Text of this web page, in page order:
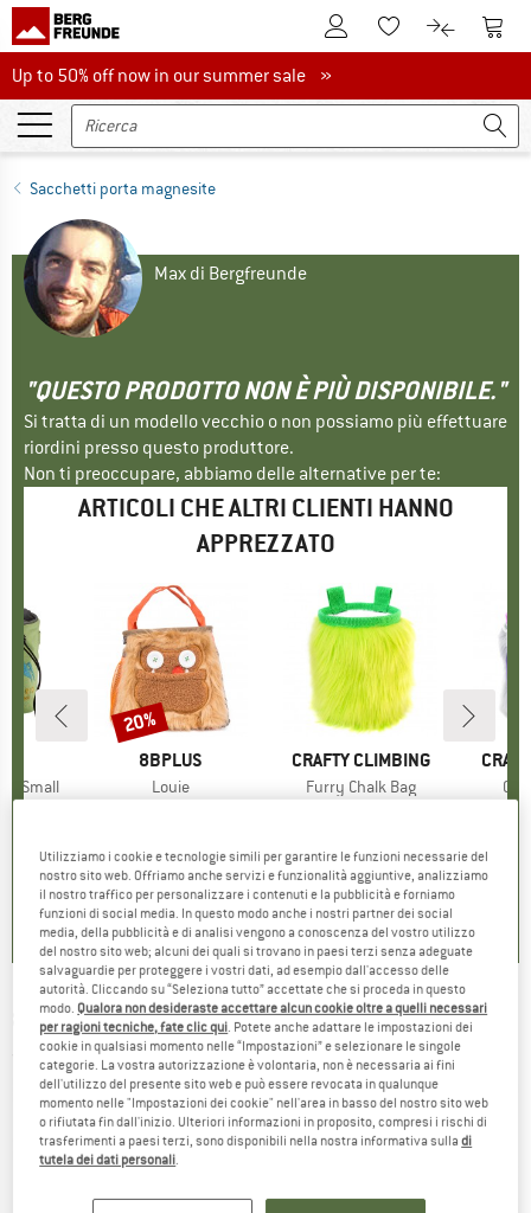
Al conto clienteAlla lista
Al Al
Up to 50% off now in our summer sale
Up to 50% off now in our summer sale »
Sacchetti porta magnesite
Max di Bergfreunde
"QUESTO PRODOTTO NON È PIÙ DISPONIBILE."
Si tratta di un modello vecchio o non possiamo più effettuare
riordini presso questo produttore.
Non ti preoccupare, abbiamo delle alternative per te:
ARTICOLI CHE ALTRI CLIENTI HANNO
APPREZZATO
Small
MARCHIO
8BPLUS
Articolo
Louie
5,0(3)
Sconto
20%
MARCHIO
CRAFTY CLIMBING
Articolo
Furry Chalk Bag
5,0(2)
Gruppo
Sacchetto
8BPLUS -Laurel - Sacchetto porta magnesite
(0)
Utilizziamo i cookie e tecnologie simili per garantire le funzioni necessarie del
nostro sito web. Offriamo anche servizi e funzionalità aggiuntive, analizziamo
il nostro traffico per personalizzare i contenuti e la pubblicità e forniamo
funzioni di social media. In questo modo anche i nostri partner dei social
media, della pubblicità e di analisi vengono a conoscenza del vostro utilizzo
del nostro sito web; alcuni dei quali si trovano in paesi terzi senza adeguate
salvaguardie per proteggere i vostri dati, ad esempio dall'accesso delle
autorità. Cliccando su “Seleziona tutto” accettate che si proceda in questo
modo. Qualora non desideraste accettare alcun cookie oltre a quelli necessari
per ragioni tecniche, fate clic qui . Potete anche adattare le impostazioni dei
cookie in qualsiasi momento nelle “Impostazioni” e selezionare le singole
categorie. La vostra autorizzazione è volontaria, non è necessaria ai fini
dell'utilizzo del presente sito web e può essere revocata in qualunque
momento nelle "Impostazioni dei cookie" nell'area in basso del nostro sito web
o rifiutata fin dall'inizio. Ulteriori informazioni in proposito, compresi i rischi di
trasferimenti a paesi terzi, sono disponibili nella nostra informativa sulladi
tutela dei dati personali